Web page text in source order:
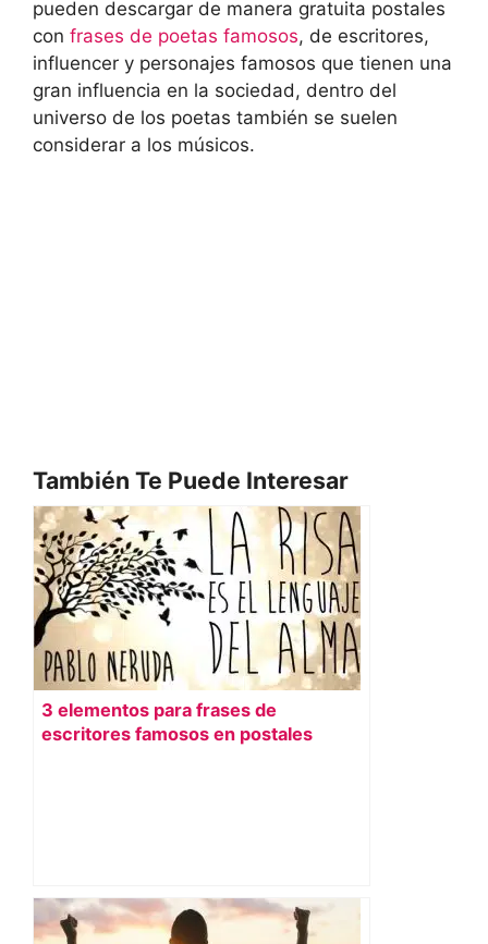
pueden descargar de manera gratuita postales
con frases de poetas famosos, de escritores,
influencer y personajes famosos que tienen una
gran influencia en la sociedad, dentro del
universo de los poetas también se suelen
considerar a los músicos.
También Te Puede Interesar
3 elementos para frases de
escritores famosos en postales